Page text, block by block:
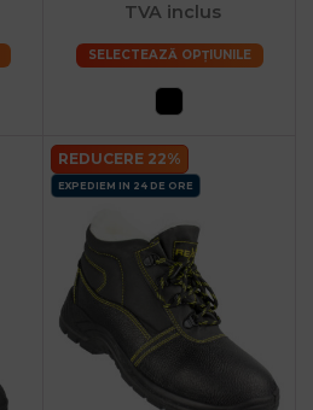
TVA inclus
SELECTEAZĂ OPȚIUNILE
REDUCERE 22%
EXPEDIEM IN 24 DE ORE